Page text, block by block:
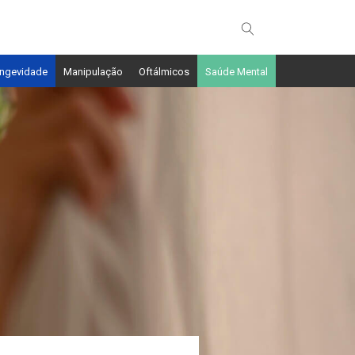
Manipulação Oftálmicos Saúde Mental